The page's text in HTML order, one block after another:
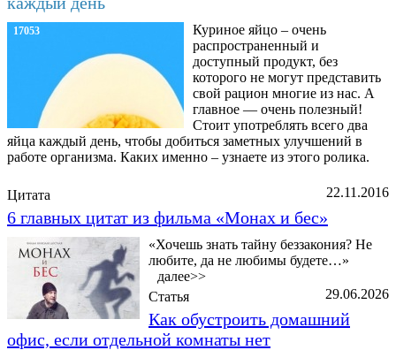
17053
Куриное яйцо – очень
распространенный и
доступный продукт, без
которого не могут представить
свой рацион многие из нас. А
главное — очень полезный!
Стоит употреблять всего два
яйца каждый день, чтобы добиться заметных улучшений в
работе организма. Каких именно – узнаете из этого ролика.
22.11.2016
Цитата
6 главных цитат из фильма «Монах и бес»
«Хочешь знать тайну беззакония? Не
любите, да не любимы будете…»
далее>>
29.06.2026
Статья
Как обустроить домашний
офис, если отдельной комнаты нет